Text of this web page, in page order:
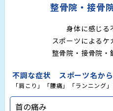
整骨院・接骨
身体に感じる
スポーツによるケ
整骨院・接骨院・
不調な症状 スポーツ名か
「肩こり」「腰痛」「ランニング